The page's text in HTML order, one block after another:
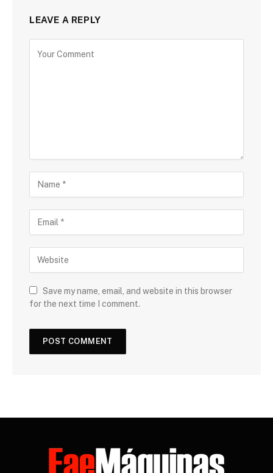
LEAVE A REPLY
Save my name, email, and website in this browser
for the next time I comment.